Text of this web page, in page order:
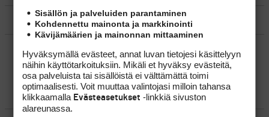
OHJEET
UUSIMMAT VIESTIKETJUT
YLEISTÄ
Sisällön ja palveluiden parantaminen
Kohdennettu mainonta ja markkinointi
Kävijämäärien ja mainonnan mittaaminen
Hyväksymällä evästeet, annat luvan tietojesi käsittelyyn
näihin käyttötarkoituksiin. Mikäli et hyväksy evästeitä,
osa palveluista tai sisällöistä ei välttämättä toimi
optimaalisesti. Voit muuttaa valintojasi milloin tahansa
klikkaamalla Evästeasetukset -linkkiä sivuston
alareunassa.